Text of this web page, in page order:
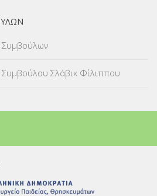
Συμβούλων
Συμβούλου Σλάβικ Φίλιππου